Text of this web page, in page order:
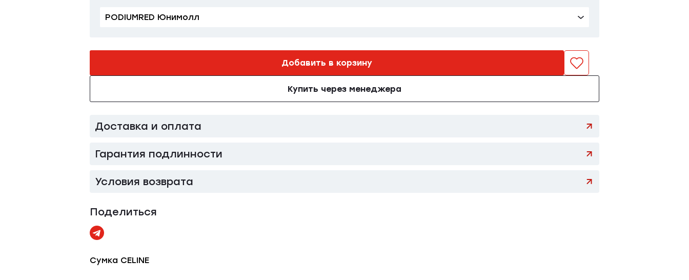
PODIUMRED Юнимолл
Добавить в корзину
Купить через менеджера
Доставка и оплата
Гарантия подлинности
Условия возврата
Поделиться
Сумка CELINE